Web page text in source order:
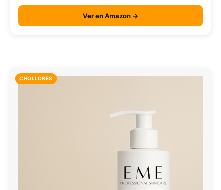
Ver en Amazon →
CHOLLONES